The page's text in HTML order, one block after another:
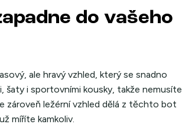
do vašeho
ale hravý vzhled, který se snadno
šaty i sportovními kousky, takže nemusíte
zároveň ležérní vzhled dělá z těchto bot
míříte kamkoliv.